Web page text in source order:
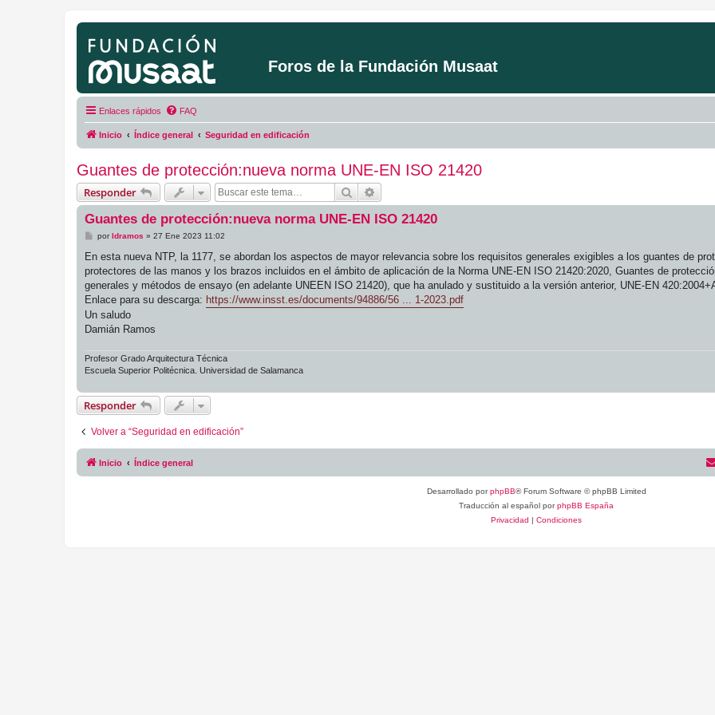
Foros de la Fundación Musaat
Enlaces rápidos FAQ
Inicio Índice general Seguridad en edificación
Guantes de protección:nueva norma UNE-EN ISO 21420
Responder Buscar
Guantes de protección:nueva norma UNE-EN ISO 21420
M
n
a
j
porldramos » 27 Ene 2023 11:02
En esta nueva NTP, la 1177, se abordan los aspectos de mayor relevancia sobre los requisitos generales exigibles a los guantes de
protectores de las manos y los brazos incluidos en el ámbito de aplicación de la Norma UNE-EN ISO 21420:2020, Guantes de
generales y métodos de ensayo (en adelante UNEEN ISO 21420), que ha anulado y sustituido a la versión anterior, UNE-EN
Enlace para su descarga: https://www.insst.es/documents/94886/56 ... 1-2023.pdf
Un saludo
Damián Ramos
Profesor Grado Arquitectura Técnica
Escuela Superior Politécnica. Universidad de Salamanca
Responder
Volver a “Seguridad en edificación”
Inicio Índice general
Desarrollado porphpBB® Forum Software © phpBB Limited
Traducción al español porphpBB España
Privacidad | Condiciones